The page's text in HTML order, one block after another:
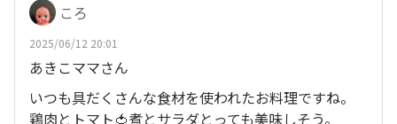
ころ
2025/06/12 20:01
あきこママさん
いつも具だくさんな食材を使われたお料理ですね。
鶏肉とトマト🍅煮とサラダとっても美味しそう。